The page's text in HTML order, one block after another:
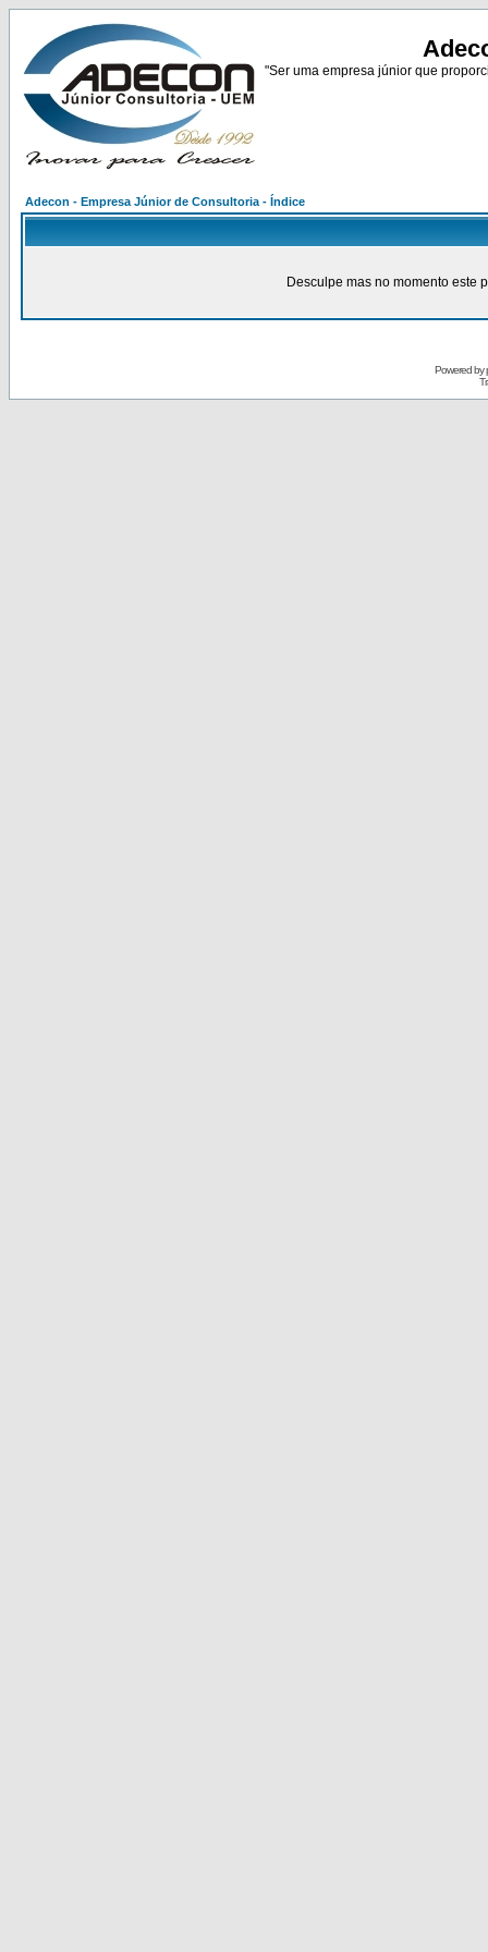
"Ser uma empresa júnior que
Adecon - Empresa Júnior de Consultoria - Índice
Desculpe mas no momento este
Powered by